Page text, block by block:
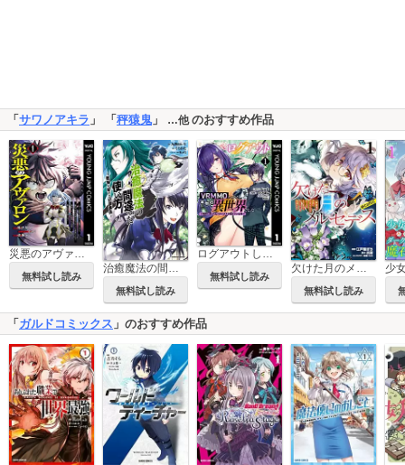
「 サワノアキラ 」 「 秤猿鬼」 …他のおすすめ作品
災悪のアヴァロン～ゲーム最弱の悪役デブに転移したけど、俺だけ“やせれば強くてニューゲーム”な世界だったので、最速レベルアップ＆破滅フラグ回避で影の英雄を目指します～
無料試し読み
治癒魔法の間違った使い方 ～戦場を駆ける回復要員～
無料試し読み
ログアウトしたのはVRMMOじゃなく本物の異世界でした ～現実に戻ってもステータスが壊れている件～
無料試し読み
欠けた月のメルセデス～吸血鬼の貴族に転生したけど捨てられそうなのでダンジョンを制覇する～@COMIC
無料試し読み
「 ガルドコミックス 」のおすすめ作品